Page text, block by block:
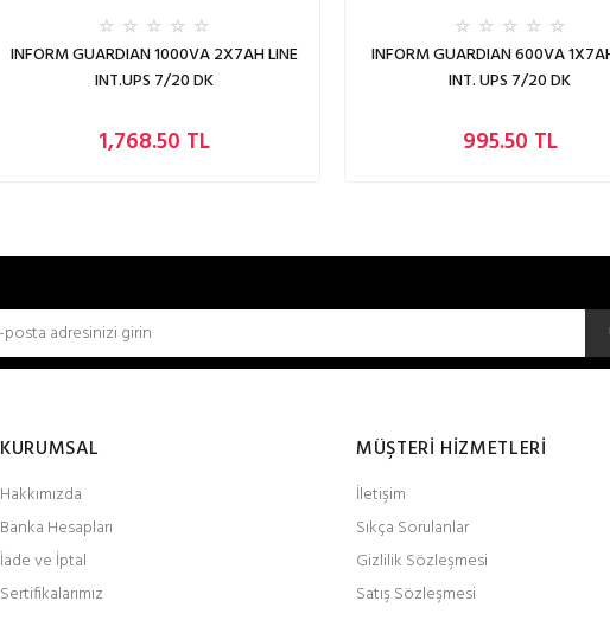
INFORM GUARDIAN 1000VA 2X7AH LINE
INT.UPS 7/20 DK
1,768.50 TL
INFORM GUARDIAN 600VA
INT. UPS 7/20 DK
995.50 TL
KURUMSAL
Hakkımızda
Banka Hesapları
İade ve İptal
Sertifikalarımız
MÜŞTERİ HİZMETLERİ
İletişim
Sıkça Sorulanlar
Gizlilik Sözleşmesi
Satış Sözleşmesi